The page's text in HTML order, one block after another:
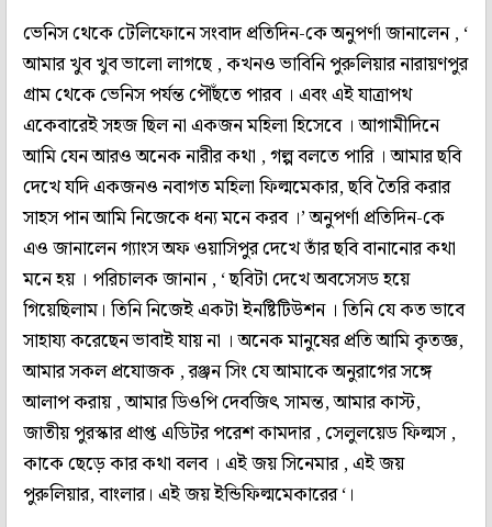
ভেনিস থেকে টেলিফোনে সংবাদ প্রতিদিন-কে অনুপর্ণা জানালেন , ‘
আমার খুব খুব ভালো লাগছে , কখনও ভাবিনি পুরুলিয়ার নারায়ণপুর
গ্রাম থেকে ভেনিস পর্যন্ত পৌঁছতে পারব । এবং এই যাত্রাপথ
একেবারেই সহজ ছিল না একজন মহিলা হিসেবে । আগামীদিনে
আমি যেন আরও অনেক নারীর কথা , গল্প বলতে পারি । আমার ছবি
দেখে যদি একজনও নবাগত মহিলা ফিল্মমেকার, ছবি তৈরি করার
সাহস পান আমি নিজেকে ধন্য মনে করব ।’ অনুপর্ণা প্রতিদিন-কে
এও জানালেন গ্যাংস অফ ওয়াসিপুর দেখে তাঁর ছবি বানানোর কথা
মনে হয় । পরিচালক জানান , ‘ ছবিটা দেখে অবসেসড হয়ে
গিয়েছিলাম। তিনি নিজেই একটা ইনষ্টিটিউশন । তিনি যে কত ভাবে
সাহায্য করেছেন ভাবাই যায় না । অনেক মানুষের প্রতি আমি কৃতজ্ঞ,
আমার সকল প্রযোজক , রঞ্জন সিং যে আমাকে অনুরাগের সঙ্গে
আলাপ করায় , আমার ডিওপি দেবজিৎ সামন্ত, আমার কাস্ট,
জাতীয় পুরস্কার প্রাপ্ত এডিটর পরেশ কামদার , সেলুলয়েড ফিল্মস ,
কাকে ছেড়ে কার কথা বলব । এই জয় সিনেমার , এই জয়
পুরুলিয়ার, বাংলার। এই জয় ইন্ডিফিল্মমেকারের ‘।